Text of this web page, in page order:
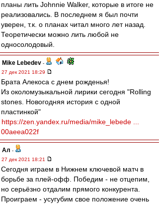
планы лить Johnnie Walker, которые в итоге не
реализовались. В последнем я был почти
уверен, т.к. о планах читал много лет назад.
Теоретически можно лить любой не
односолодовый.
Mike Lebedev -
27 дек 2021 18:29
Брата Алекоса с днем рожденья!
Из околомузыкальной лирики сегодня "Rolling
stones. Новогодняя история с одной
пластинкой"
https://zen.yandex.ru/media/mike_lebede ...
00aeea022f
Ал -
27 дек 2021 18:21
Сегодня играем в Нижнем ключевой матч в
борьбе за плей-офф. Победим - не отцепим,
но серьёзно отдалим прямого конкурента.
Проиграем - усугубим свое положение очень